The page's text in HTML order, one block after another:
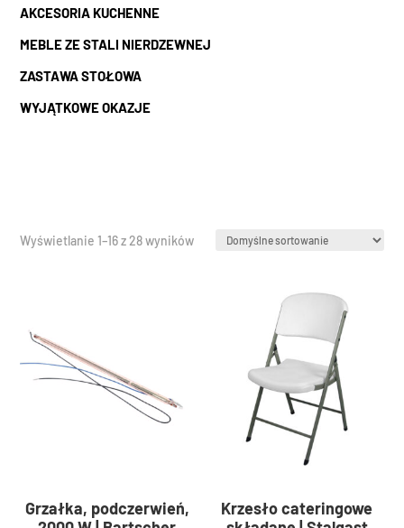
AKCESORIA KUCHENNE
MEBLE ZE STALI NIERDZEWNEJ
ZASTAWA STOŁOWA
WYJĄTKOWE OKAZJE
Wyświetlanie 1–16 z 28 wyników
Grzałka, podczerwień,
Krzesło cateringowe